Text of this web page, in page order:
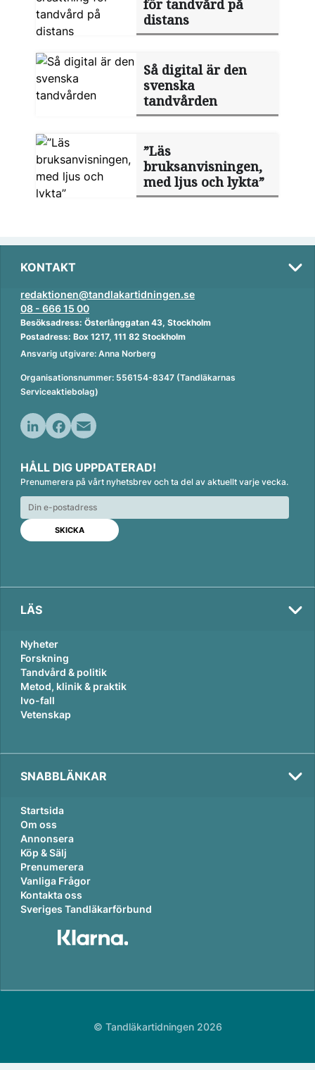
för tandvård på
distans
Så digital är den
svenska
tandvården
”Läs
bruksanvisningen,
med ljus och lykta”
KONTAKT
redaktionen@tandlakartidningen.se
08 - 666 15 00
Besöksadress: Österlånggatan 43, Stockholm
Postadress: Box 1217, 111 82 Stockholm
Ansvarig utgivare: Anna Norberg
Organisationsnummer: 556154-8347 (Tandläkarnas
Serviceaktiebolag)
n
k
e
d
n
c
e
b
o
o
k
a
i
l
HÅLL DIG UPPDATERAD!
Prenumerera på vårt nyhetsbrev och ta del av aktuellt varje vecka.
LÄS
Nyheter
Forskning
Tandvård & politik
Metod, klinik & praktik
Ivo-fall
Vetenskap
SNABBLÄNKAR
Startsida
Om oss
Annonsera
Köp & Sälj
Prenumerera
Vanliga Frågor
Kontakta oss
Sveriges Tandläkarförbund
© Tandläkartidningen 2026